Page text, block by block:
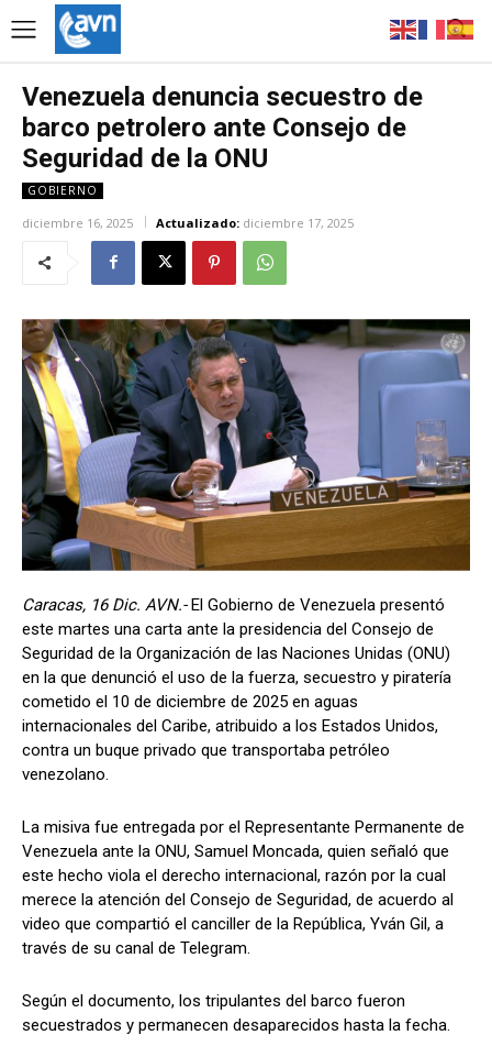
Venezuela denuncia secuestro de
barco petrolero ante Consejo de
Seguridad de la ONU
GOBIERNO
diciembre 16, 2025 Actualizado: diciembre 17, 2025
Caracas, 16 Dic. AVN.- El Gobierno de Venezuela presentó
este martes una carta ante la presidencia del Consejo de
Seguridad de la Organización de las Naciones Unidas (ONU)
en la que denunció el uso de la fuerza, secuestro y piratería
cometido el 10 de diciembre de 2025 en aguas
internacionales del Caribe, atribuido a los Estados Unidos,
contra un buque privado que transportaba petróleo
venezolano.
La misiva fue entregada por el Representante Permanente de
Venezuela ante la ONU, Samuel Moncada, quien señaló que
este hecho viola el derecho internacional, razón por la cual
merece la atención del Consejo de Seguridad, de acuerdo al
video que compartió el canciller de la República, Yván Gil, a
través de su canal de Telegram.
Según el documento, los tripulantes del barco fueron
secuestrados y permanecen desaparecidos hasta la fecha.